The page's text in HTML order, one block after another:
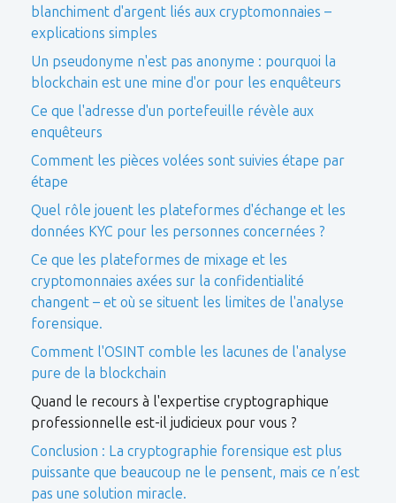
blanchiment d'argent liés aux cryptomonnaies –
explications simples
Un pseudonyme n'est pas anonyme : pourquoi la
blockchain est une mine d'or pour les enquêteurs
Ce que l'adresse d'un portefeuille révèle aux
enquêteurs
Comment les pièces volées sont suivies étape par
étape
Quel rôle jouent les plateformes d'échange et les
données KYC pour les personnes concernées ?
Ce que les plateformes de mixage et les
cryptomonnaies axées sur la confidentialité
changent – et où se situent les limites de l'analyse
forensique.
Comment l'OSINT comble les lacunes de l'analyse
pure de la blockchain
Quand le recours à l'expertise cryptographique
professionnelle est-il judicieux pour vous ?
Conclusion : La cryptographie forensique est plus
puissante que beaucoup ne le pensent, mais ce n’est
pas une solution miracle.